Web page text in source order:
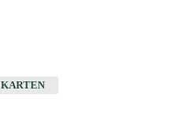
KARTEN